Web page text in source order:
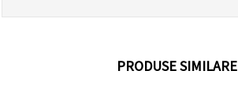
PRODUSE SIMILARE